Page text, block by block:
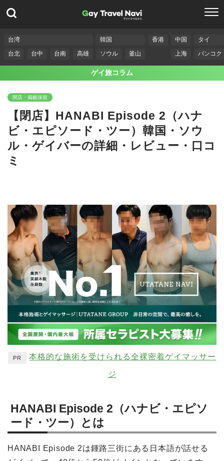
台湾
台北
台中 台南 高雄
韓国
ソウル
釜山
香港
中国
上海
タイ
バンコク
ゲイ旅コラム
閉店・掲載保留
【閉店】HANABI Episode 2（ハナ
ビ・エピソード・ツー）韓国・ソウ
ル・ゲイバーの詳細・レビュー・口コ
ミ
PR 本格的な施術を受けられる全裸密着ゲイマッサー
ジ
HANABI Episode 2（ハナビ・エピソ
ード・ツー）とは
HANABI Episode 2は鍾路三街にある日本語が話せる